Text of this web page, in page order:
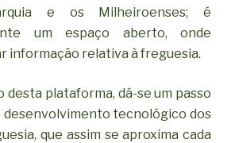
e os Milheiroenses; é
um espaço aberto, onde
informação relativa à freguesia.
desta plataforma, dá-se um passo
desenvolvimento tecnológico dos
que assim se aproxima cada